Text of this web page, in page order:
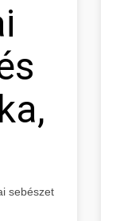
sebészet